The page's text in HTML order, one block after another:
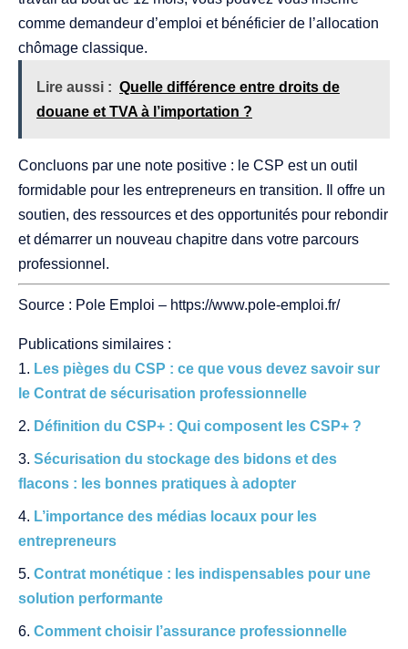
comme demandeur d’emploi et bénéficier de l’allocation
chômage classique.
Lire aussi : Quelle différence entre droits de
douane et TVA à l’importation ?
Concluons par une note positive : le CSP est un outil
formidable pour les entrepreneurs en transition. Il offre un
soutien, des ressources et des opportunités pour rebondir
et démarrer un nouveau chapitre dans votre parcours
professionnel.
Source : Pole Emploi – https://www.pole-emploi.fr/
Publications similaires :
Les pièges du CSP : ce que vous devez savoir sur
le Contrat de sécurisation professionnelle
Définition du CSP+ : Qui composent les CSP+ ?
Sécurisation du stockage des bidons et des
flacons : les bonnes pratiques à adopter
L’importance des médias locaux pour les
entrepreneurs
Contrat monétique : les indispensables pour une
solution performante
Comment choisir l’assurance professionnelle